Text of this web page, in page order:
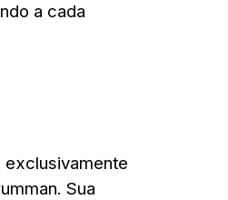
a cada
exclusivamente
Sua